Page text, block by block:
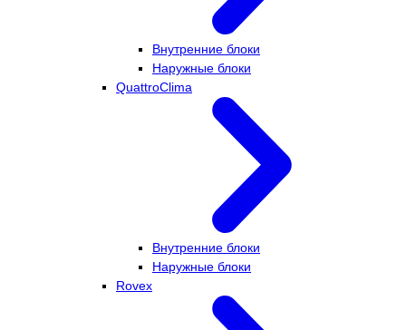
Внутренние блоки
Наружные блоки
QuattroClima
Внутренние блоки
Наружные блоки
Rovex